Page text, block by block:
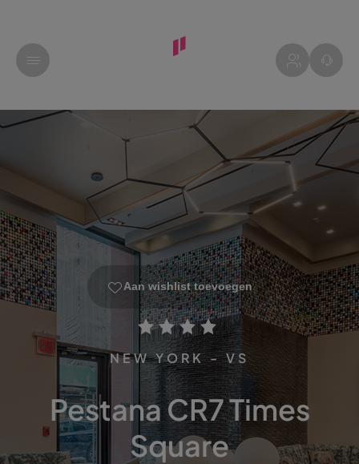
Aan wishlist toevoegen
NEW YORK - VS
Pestana CR7 Times
Square